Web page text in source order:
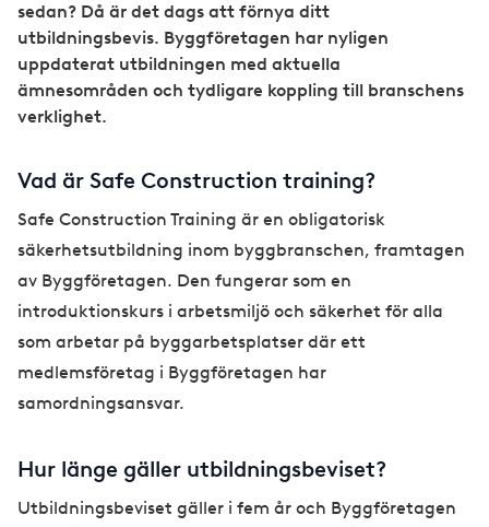
sedan? Då är det dags att förnya ditt
utbildningsbevis. Byggföretagen har nyligen
uppdaterat utbildningen med aktuella
ämnesområden och tydligare koppling till branschens
verklighet.
Vad är Safe Construction training?
Safe Construction Training är en obligatorisk
säkerhetsutbildning inom byggbranschen, framtagen
av Byggföretagen. Den fungerar som en
introduktionskurs i arbetsmiljö och säkerhet för alla
som arbetar på byggarbetsplatser där ett
medlemsföretag i Byggföretagen har
samordningsansvar.
Hur länge gäller utbildningsbeviset?
Utbildningsbeviset gäller i fem år och Byggföretagen